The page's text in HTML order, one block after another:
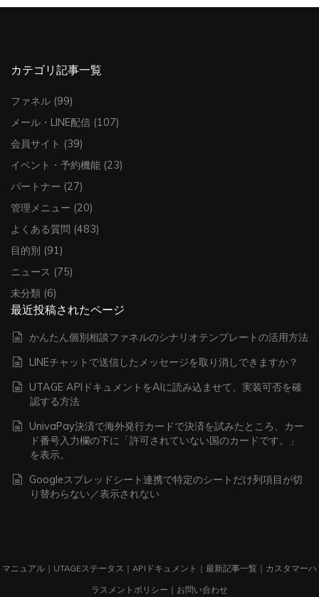
カテゴリ記事一覧
ファネル (99)
メール・LINE配信 (107)
会員サイト (39)
イベント・予約機能 (23)
パートナー (27)
管理メニュー (20)
よくある質問 (483)
目的別 (91)
ニュース (75)
未分類 (6)
最近投稿されたページ
かんたん個別相談ファネルのシナリオテンプレートの活用方法
LINEチャットで送信したメッセージを取り消しできますか？
UTAGE APIドキュメントをAIに読み込ませて、実装可否を確
認する方法
UnivaPay決済で海外発行カードで決済を試みたところ、カー
ド番号入力欄の下に「許可されていない国のカードです。」
を表示。
Googleスプレッドシート連携で特定のシートだけ列項目が切
り替わらない／表示されない
マニュアル ｜ UTAGEステータス ｜ APIドキュメント ｜ 最新記事一覧 ｜ カスタマーハ
ラスメントポリシー ｜ お問い合わせ